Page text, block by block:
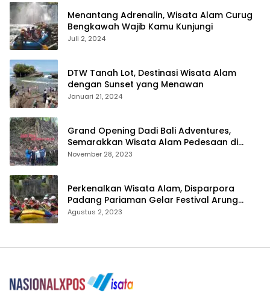
Menantang Adrenalin, Wisata Alam Curug
Bengkawah Wajib Kamu Kunjungi
Juli 2, 2024
DTW Tanah Lot, Destinasi Wisata Alam
dengan Sunset yang Menawan
Januari 21, 2024
Grand Opening Dadi Bali Adventures,
Semarakkan Wisata Alam Pedesaan di
Payangan
November 28, 2023
Perkenalkan Wisata Alam, Disparpora
Padang Pariaman Gelar Festival Arung
Jeram Tingkat SMA
Agustus 2, 2023